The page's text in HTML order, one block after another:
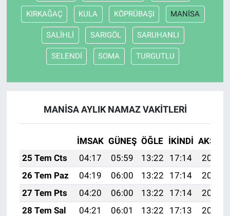
KIRKAĞAÇ KULA KÖPRÜBAŞI MANİSA
SALİHLİ SARIGÖL SARUHANLI
SELENDİ SOMA TURGUTLU
MANİSA AYLIK NAMAZ VAKITLERI
İMSAK GÜNEŞ ÖĞLE İKINDI AKŞAM
25 Tem Cts
04:17 05:59 13:22 17:14
20:35
26 Tem Paz
04:19 06:00 13:22 17:14
20:34
27 Tem Pts
04:20 06:00 13:22 17:14
20:33
28 Tem Sal
04:21 06:01 13:22 17:13
20:33